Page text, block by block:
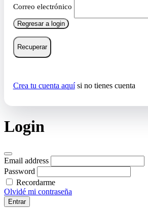
Correo electrónico
Regresar a login
Recuperar
Crea tu cuenta aquísi no tienes cuenta
Login
Email address
Password
Recordarme
Olvidé mi contraseña
Entrar